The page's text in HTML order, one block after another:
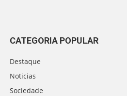
CATEGORIA POPULAR
Destaque
Noticias
Sociedade